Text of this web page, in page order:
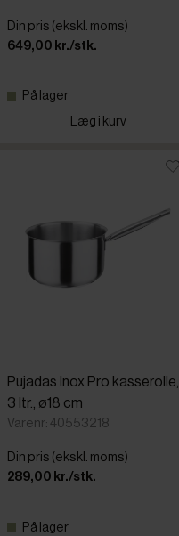
Din pris (ekskl. moms)
649,00 kr./stk.
På lager
Læg i kurv
Pujadas Inox Pro kasserolle,
3 ltr., ø18 cm
Varenr: 40553218
Din pris (ekskl. moms)
289,00 kr./stk.
På lager